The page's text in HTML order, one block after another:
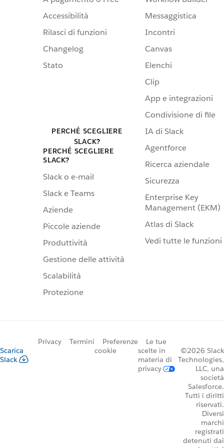
Accessibilità
Rilasci di funzioni
Changelog
Stato
PERCHÉ SCEGLIERE
SLACK?
PERCHÉ SCEGLIERE
SLACK?
Slack o e-mail
Slack e Teams
Aziende
Piccole aziende
Produttività
Gestione delle attività
Scalabilità
Protezione
Messaggistica
Incontri
Canvas
Elenchi
Clip
App e integrazioni
Condivisione di file
IA di Slack
Agentforce
Ricerca aziendale
Sicurezza
Enterprise Key
Management (EKM)
Atlas di Slack
Vedi tutte le funzioni
Scarica
Slack
Privacy Termini
Preferenze
cookie
Le tue
scelte in
materia di
privacy
©2026 Slack
Technologies,
LLC, una
società
Salesforce.
Tutti i diritti
riservati.
Diversi
marchi
registrati
detenuti dai